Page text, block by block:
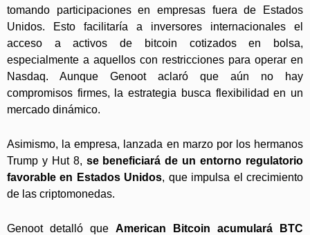
tomando participaciones en empresas fuera de Estados
Unidos. Esto facilitaría a inversores internacionales el
acceso a activos de bitcoin cotizados en bolsa,
especialmente a aquellos con restricciones para operar en
Nasdaq. Aunque Genoot aclaró que aún no hay
compromisos firmes, la estrategia busca flexibilidad en un
mercado dinámico.
Asimismo, la empresa, lanzada en marzo por los hermanos
Trump y Hut 8, se beneficiará de un entorno regulatorio
favorable en Estados Unidos, que impulsa el crecimiento
de las criptomonedas.
Genoot detalló que American Bitcoin acumulará BTC